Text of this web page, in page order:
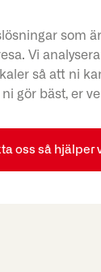
som
Vi
så att ni
gör bäst, er
oss så hjälper